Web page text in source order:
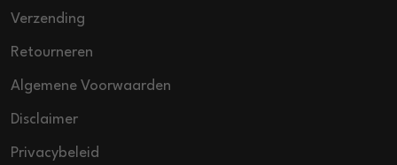
Verzending
Retourneren
Algemene Voorwaarden
Disclaimer
Privacybeleid